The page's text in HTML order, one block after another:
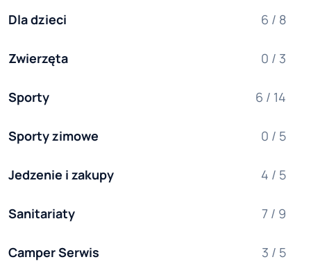
Dla dzieci 6 / 8
Zwierzęta 0 / 3
Sporty 6 / 14
Sporty zimowe 0 / 5
Jedzenie i zakupy 4 / 5
Sanitariaty 7 / 9
Camper Serwis 3 / 5